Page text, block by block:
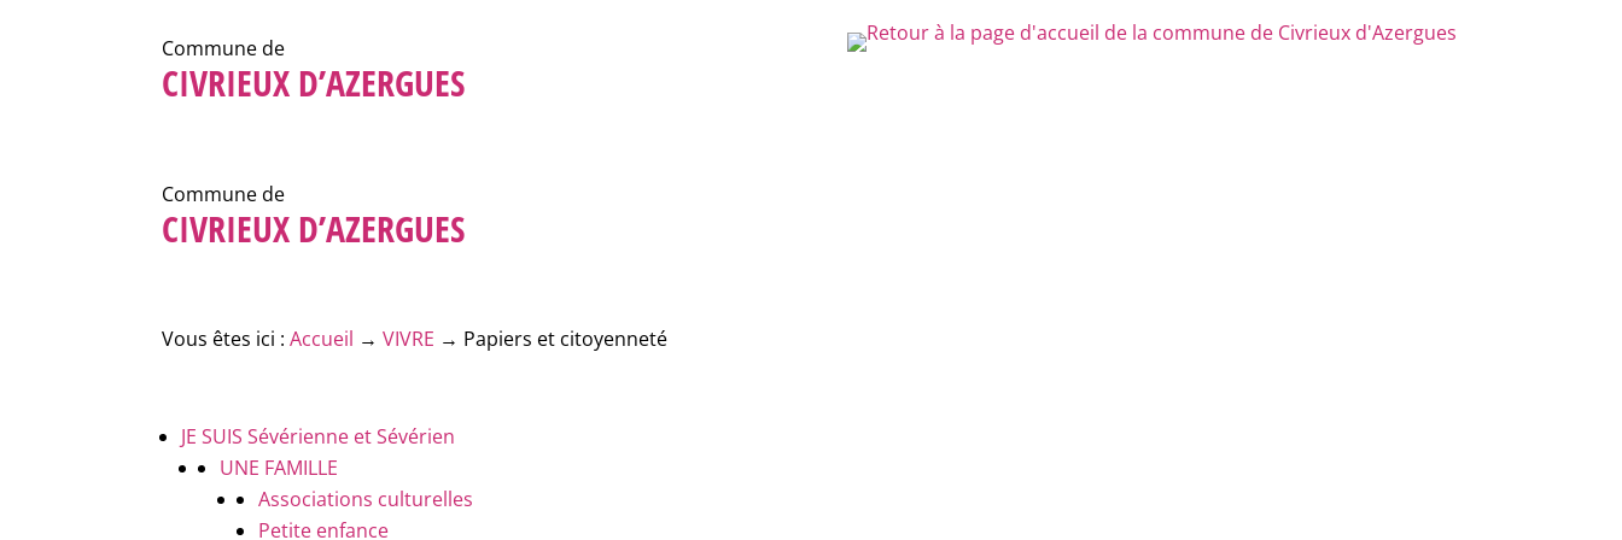
Commune de
CIVRIEUX D’AZERGUES
Commune de
CIVRIEUX D’AZERGUES
Vous êtes ici :Accueil →VIVRE → Papiers et citoyenneté
JE SUIS Sévérienne et Sévérien
UNE FAMILLE
Associations culturelles
Petite enfance